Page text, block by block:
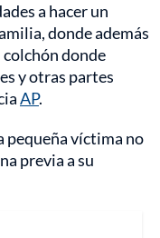
a hacer un
donde además
donde
y otras partes
AP.
pequeña víctima no
previa a su